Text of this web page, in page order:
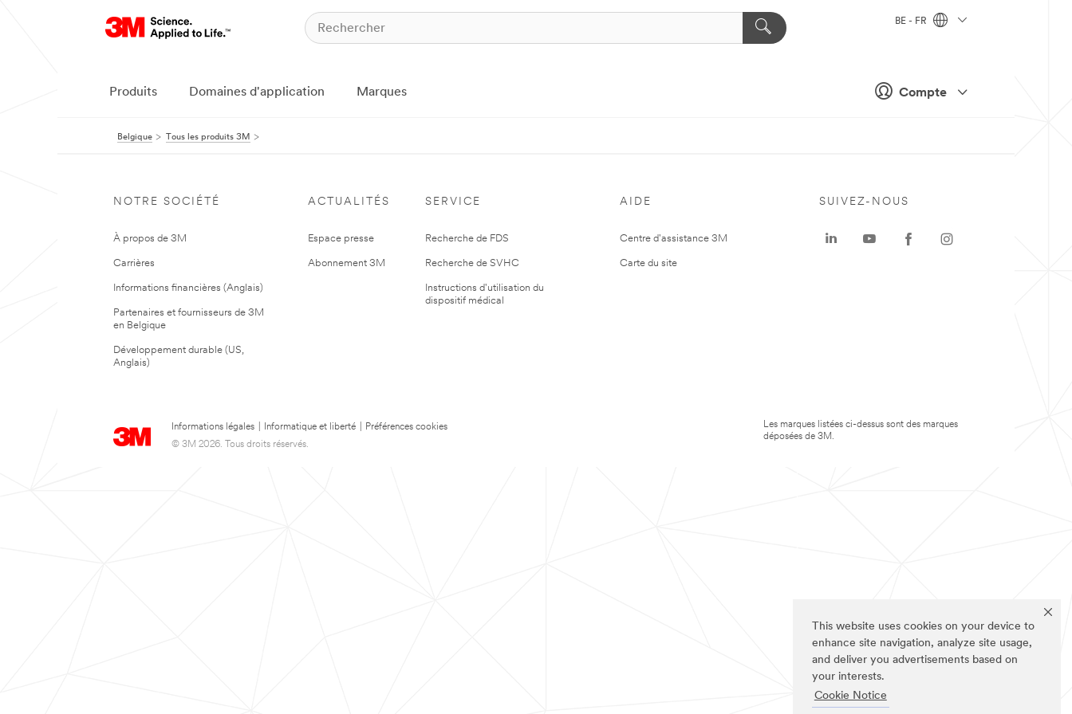
This website uses cookies on your device to
enhance site navigation, analyze site usage,
and deliver you advertisements based on
your interests.
Cookie Notice
Compte
BE - FR
Produits Domaines d'application Marques
Belgique Tous les produits 3M
NOTRE SOCIÉTÉ
À propos de 3M
Carrières
Informations financières (Anglais)
Partenaires et fournisseurs de 3M
en Belgique
Développement durable (US,
Anglais)
ACTUALITÉS
Espace presse
Abonnement 3M
SERVICE
Recherche de FDS
Recherche de SVHC
Instructions d'utilisation du
dispositif médical
AIDE
Centre d'assistance 3M
Carte du site
Informations légales Informatique et liberté
Préférences cookies
© 3M 2026. Tous droits réservés.
SUIVEZ-NOUS
Les marques listées ci-dessus sont des marques
déposées de 3M.